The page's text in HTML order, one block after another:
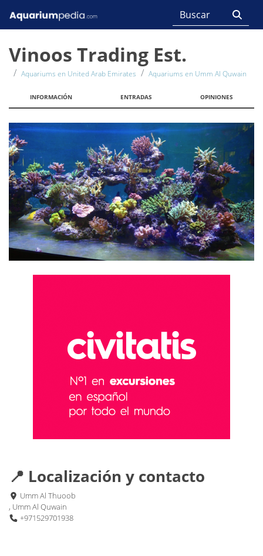
Vinoos Trading Est.
Aquariums en United Arab Emirates Aquariums en Umm Al Quwain
INFORMACIÓN ENTRADAS OPINIONES
📍 Localización y contacto
Umm Al Thuoob
, Umm Al Quwain
+971529701938